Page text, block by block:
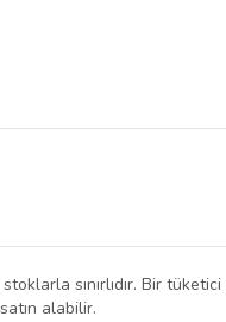
sınırlıdır. Bir
alabilir.